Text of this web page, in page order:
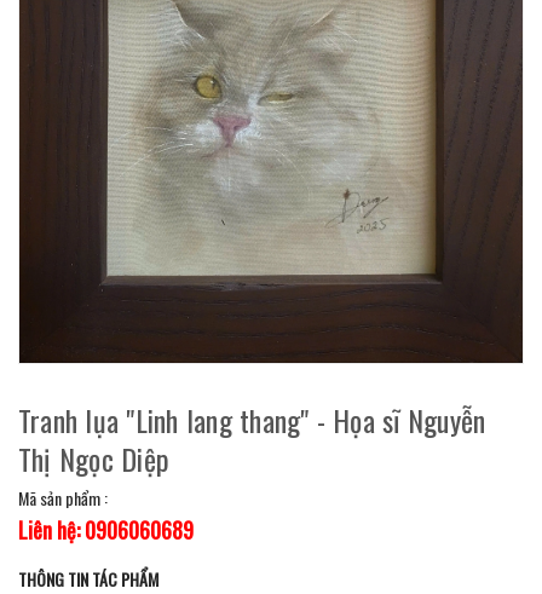
Tranh lụa "Linh lang thang" - Họa sĩ Nguyễn
Thị Ngọc Diệp
Mã sản phẩm :
Liên hệ: 0906060689
THÔNG TIN TÁC PHẨM